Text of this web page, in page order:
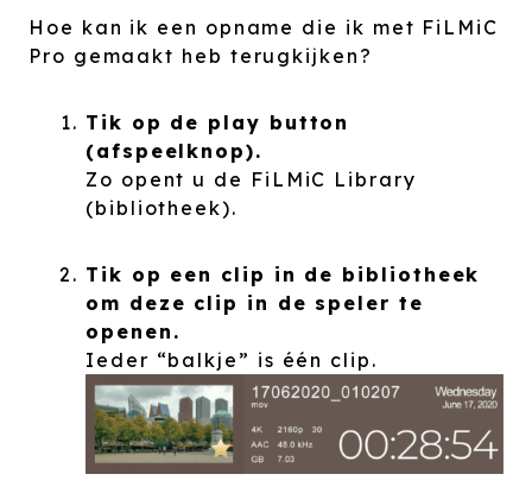
Hoe kan ik een opname die ik met FiLMiC
Pro gemaakt heb terugkijken?
Tik op de play button
(afspeelknop).
Zo opent u de FiLMiC Library
(bibliotheek).
Tik op een clip in de bibliotheek
om deze clip in de speler te
openen.
Ieder “balkje” is één clip.